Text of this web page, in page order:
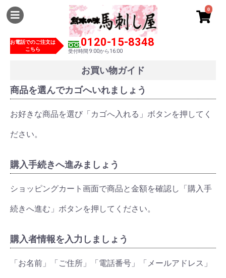
お電話でのご注文は
こちら
0120-15-8348
受付時間 9:00から16:00
0
お買い物ガイド
商品を選んでカゴへいれましょう
お好きな商品を選び「カゴへ入れる」ボタンを押してく
ださい。
購入手続きへ進みましょう
ショッピングカート画面で商品と金額を確認し「購入手
続きへ進む」ボタンを押してください。
購入者情報を入力しましょう
「お名前」「ご住所」「電話番号」「メールアドレス」